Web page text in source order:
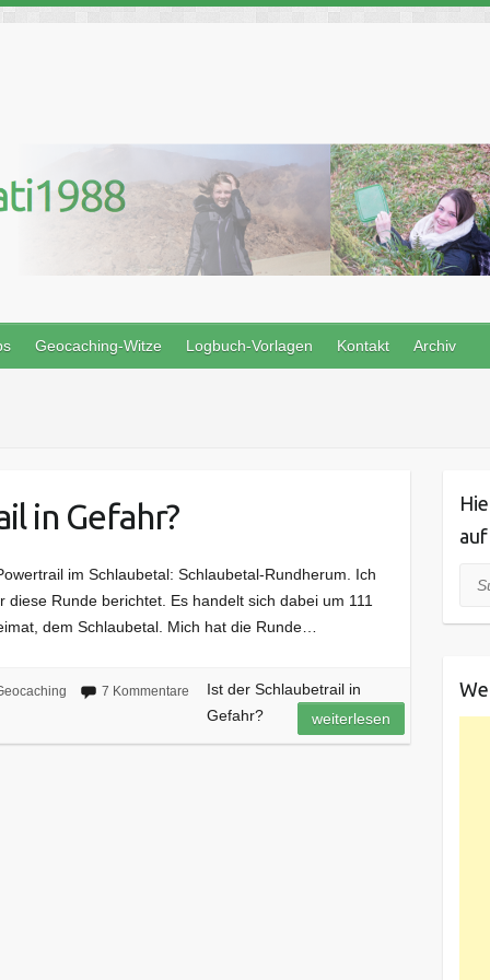
Geocaching-Witze Logbuch-Vorlagen Kontakt Archiv
in Gefahr?
im Schlaubetal: Schlaubetal-Rundherum. Ich
Runde berichtet. Es handelt sich dabei um 111
dem Schlaubetal. Mich hat die Runde…
7 Kommentare
Ist der Schlaubetrail in
Gefahr?
weiterlesen